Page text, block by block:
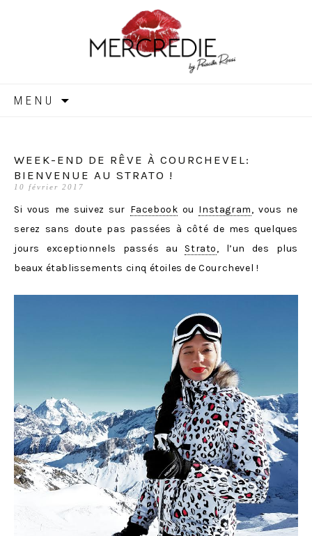
MERCREDIE
MENU
WEEK-END DE RÊVE À COURCHEVEL:
BIENVENUE AU STRATO !
10 février 2017
Si vous me suivez sur Facebook ou Instagram, vous ne
serez sans doute pas passées à côté de mes quelques
jours exceptionnels passés au Strato, l’un des plus
beaux établissements cinq étoiles de Courchevel !